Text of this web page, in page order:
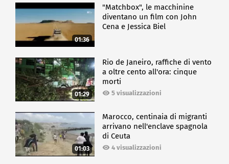
01:36
"Matchbox", le macchinine
diventano un film con John
Cena e Jessica Biel
01:29
Rio de Janeiro, raffiche di vento
a oltre cento all'ora: cinque
morti
5 visualizzazioni
01:03
Marocco, centinaia di migranti
arrivano nell'enclave spagnola
di Ceuta
4 visualizzazioni